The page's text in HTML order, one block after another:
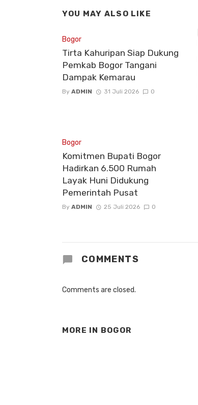
YOU MAY ALSO LIKE
Bogor
Tirta Kahuripan Siap Dukung
Pemkab Bogor Tangani
Dampak Kemarau
By ADMIN 31 Juli 2026 0
Bogor
Komitmen Bupati Bogor
Hadirkan 6.500 Rumah
Layak Huni Didukung
Pemerintah Pusat
By ADMIN 25 Juli 2026 0
COMMENTS
Comments are closed.
MORE IN BOGOR